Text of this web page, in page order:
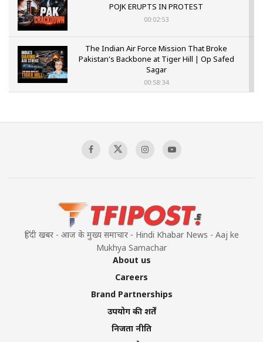
POJK ERUPTS IN PROTEST
00:02:53
The Indian Air Force Mission That Broke
Pakistan's Backbone at Tiger Hill | Op Safed
Sagar
00:58:34
हिंदी खबर - आज के मुख्य समाचार - Hindi Khabar News - Aaj ke
Mukhya Samachar
About us
Careers
Brand Partnerships
उपयोग की शर्तें
निजता नीति